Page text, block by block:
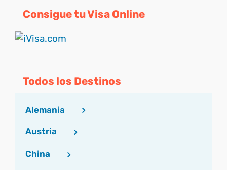
Consigue tu Visa Online
Todos los Destinos
Alemania
Austria
China